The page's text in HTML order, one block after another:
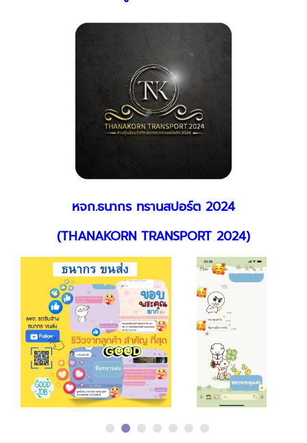
หจก.ธนากร ทรานสปอร์ต 2024
(THANAKORN TRANSPORT 2024)